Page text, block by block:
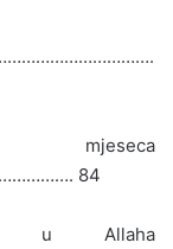
84
u Allaha